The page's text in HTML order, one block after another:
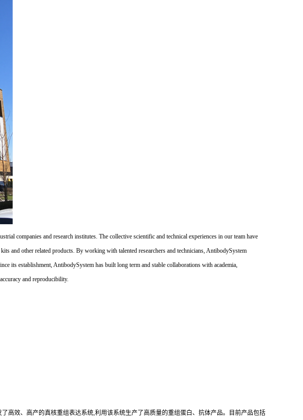
companies and research institutes. The collective scientific and technical experiences in our team have
and other related products. By working with talented researchers and technicians, AntibodySystem
its establishment, AntibodySystem has built long term and stable collaborations with academia,
and reproducibility.
高效、高产的真核重组表达系统,利用该系统生产了高质量的重组蛋白、抗体产品。目前产品包括